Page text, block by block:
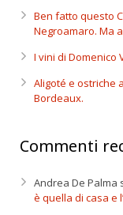
Ben fatto questo
Negroamaro. Ma
I vini di Domenico
Aligoté e ostriche
Bordeaux.
Commenti
Andrea De Palma
è quella di casa e